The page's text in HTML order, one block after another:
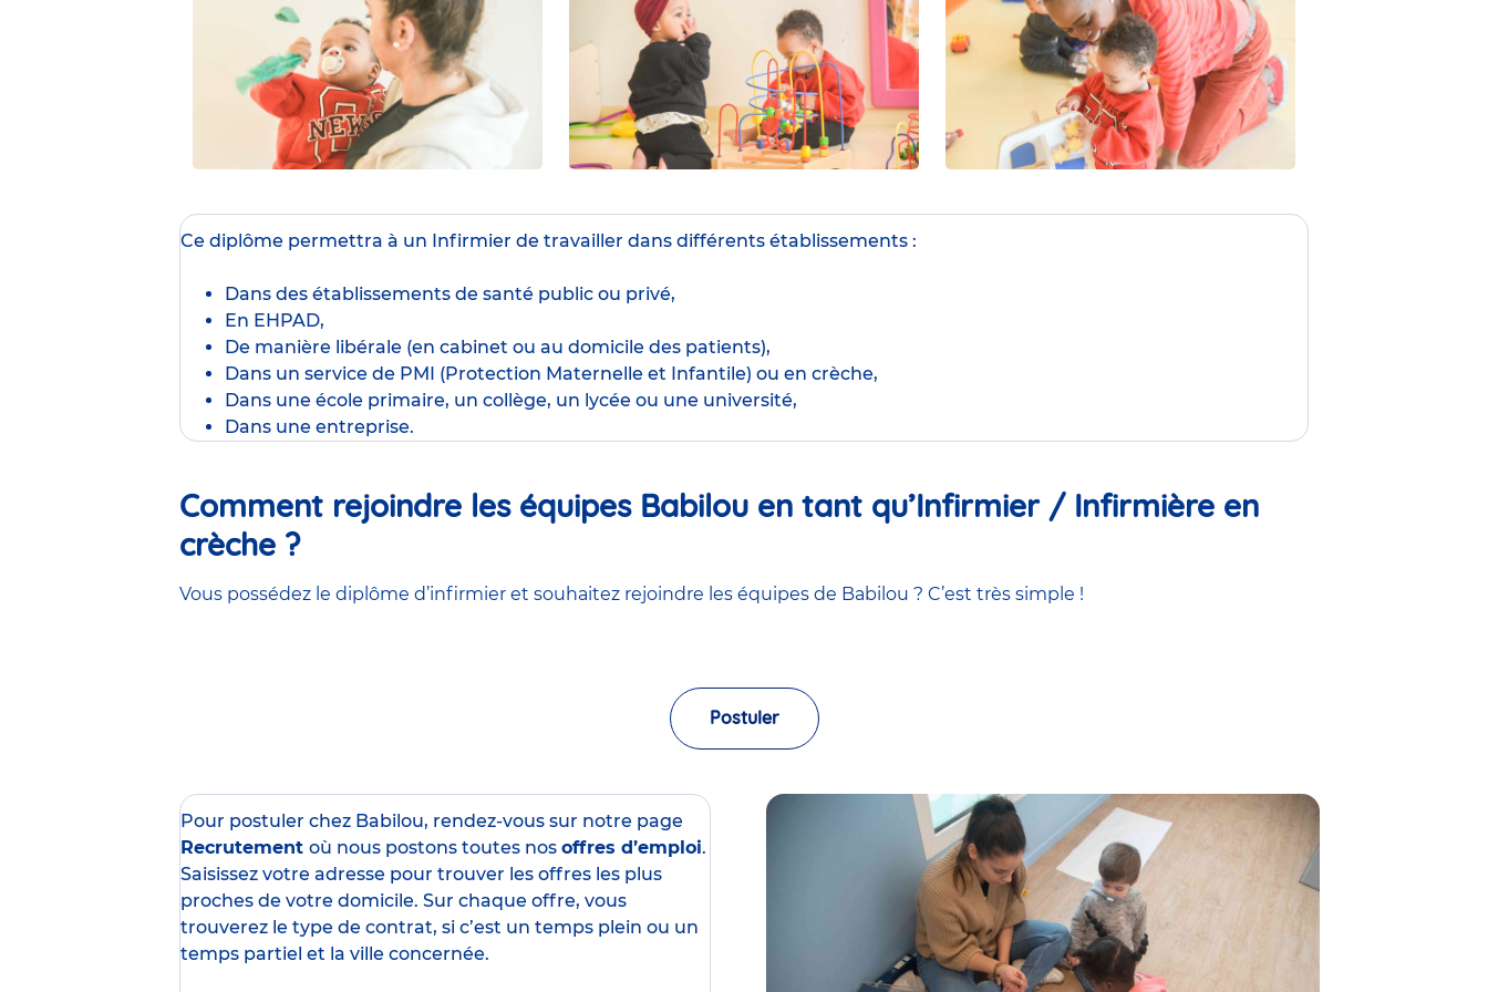
Ce diplôme permettra à un Infirmier de travailler dans différents établissements :
Dans des établissements de santé public ou privé,
En EHPAD,
De manière libérale (en cabinet ou au domicile des patients),
Dans un service de PMI (Protection Maternelle et Infantile) ou en crèche,
Dans une école primaire, un collège, un lycée ou une université,
Dans une entreprise.
Comment rejoindre les équipes Babilou en tant qu’Infirmier / Infirmière en
crèche ?
Vous possédez le diplôme d’infirmier et souhaitez rejoindre les équipes de Babilou ? C’est très simple !
Postuler
Pour postuler chez Babilou, rendez-vous sur notre page
Recrutement où nous postons toutes nos offres d’emploi.
Saisissez votre adresse pour trouver les offres les plus
proches de votre domicile. Sur chaque offre, vous
trouverez le type de contrat, si c’est un temps plein ou un
temps partiel et la ville concernée.